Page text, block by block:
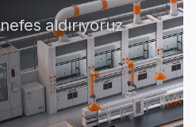
aldırıyoruz